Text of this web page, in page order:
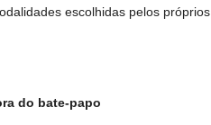
escolhidas pelos próprios
do bate-papo